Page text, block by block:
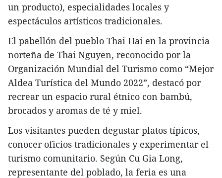
un producto), especialidades locales y
espectáculos artísticos tradicionales.
El pabellón del pueblo Thai Hai en la provincia
norteña de Thai Nguyen, reconocido por la
Organización Mundial del Turismo como “Mejor
Aldea Turística del Mundo 2022”, destacó por
recrear un espacio rural étnico con bambú,
brocados y aromas de té y miel.
Los visitantes pueden degustar platos típicos,
conocer oficios tradicionales y experimentar el
turismo comunitario. Según Cu Gia Long,
representante del poblado, la feria es una